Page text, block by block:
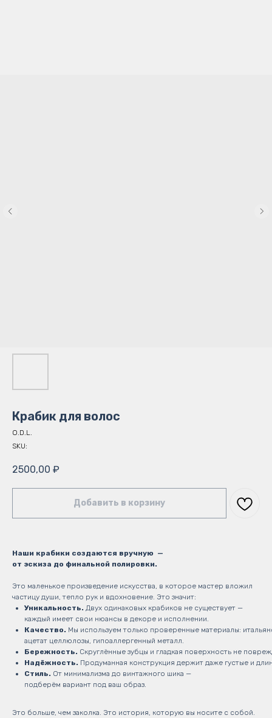
Крабик для волос
O.D.L.
SKU:
2500,00 ₽
Добавить в корзину
Наши крабики создаются вручную —
от эскиза до финальной полировки.
Это маленькое произведение искусства, в которое мастер вложил
частицу души, тепло рук и вдохновение. Это значит:
Уникальность. Двух одинаковых крабиков не существует —
каждый имеет свои нюансы в декоре и исполнении.
Качество. Мы используем только проверенные материалы:
ацетат целлюлозы, гипоаллергенный металл.
Бережность. Скруглённые зубцы и гладкая поверхность не
Надёжность. Продуманная конструкция держит даже густые и
Стиль. От минимализма до винтажного шика —
подберём вариант под ваш образ.
Это больше, чем заколка. Это история, которую вы носите с собой.